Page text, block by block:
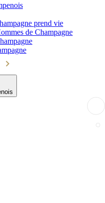
prend vie
de Champagne